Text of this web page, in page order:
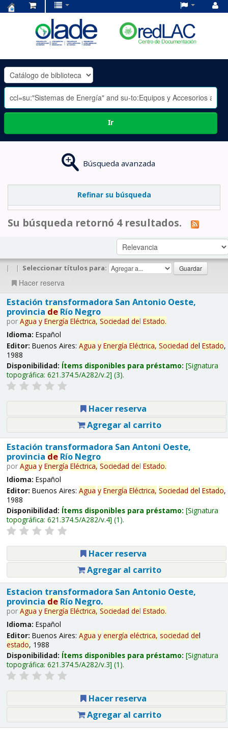
OLADE
-
Ir
Búsqueda avanzada
Refinar su búsqueda
Su búsqueda retornó 4 resultados.
| | Seleccionar títulos para:
Hacer reserva
Estación transformadora San Antonio Oeste,
provincia deRío Negro
por Agua y Energía Eléctrica, Sociedad del Estado.
Idioma: Español
Editor: Buenos Aires: Agua y Energía Eléctrica, Sociedad del Estado,
1988
Disponibilidad: Ítems disponibles para préstamo: Signatura
topográfica: 621.374.5/A282/v.2 (3).
Hacer reserva
Agregar al carrito
Estación transformadora San Antoni Oeste,
provincia deRío Negro
por Agua y Energía Eléctrica, Sociedad del Estado.
Idioma: Español
Editor: Buenos Aires: Agua y Energía Eléctrica, Sociedad del Estado,
1988
Disponibilidad: Ítems disponibles para préstamo: Signatura
topográfica: 621.374.5/A282/v.4 (1).
Hacer reserva
Agregar al carrito
Estacion transformadora San Antonio Oeste,
provincia deRío Negro.
por Agua y Energía Eléctrica, Sociedad del Estado.
Idioma: Español
Editor: Buenos Aires: Agua y energía eléctrica, sociedad del
estado, 1988
Disponibilidad: Ítems disponibles para préstamo: Signatura
topográfica: 621.374.5/A282/v.3 (1).
Hacer reserva
Agregar al carrito